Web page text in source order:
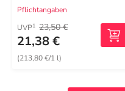
Pflichtangaben
UVP1 23,50 €
21,38 €
(213,80 €/1 l)